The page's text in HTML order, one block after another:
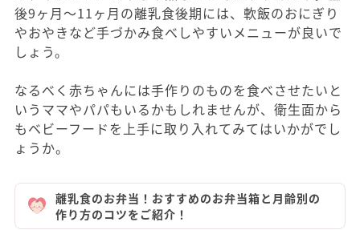
後9ヶ月～11ヶ月の離乳食後期には、軟飯のおにぎり
やおやきなど手づかみ食べしやすいメニューが良いで
しょう。
なるべく赤ちゃんには手作りのものを食べさせたいと
いうママやパパもいるかもしれませんが、衛生面から
もベビーフードを上手に取り入れてみてはいかがでし
ょうか。
離乳食のお弁当！おすすめのお弁当箱と月齢別の
作り方のコツをご紹介！